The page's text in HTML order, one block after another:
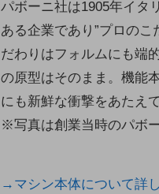
パボーニ社は1905年イタ
ある企業であり”プロの
だわりはフォルムにも端
の原型はそのまま。機能
にも新鮮な衝撃をあたえて
※写真は創業当時のパボ
→マシン本体について詳